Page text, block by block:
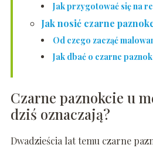
Jak przygotować się na
Jak nosić czarne
Od czego zacząć
Jak dbać o czarne
Czarne paznokcie u
dziś oznaczają?
Dwadzieścia lat temu czarne